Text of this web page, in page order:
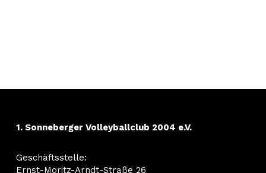
1. Sonneberger Volleyballclub 2004 e.V.
Geschäftsstelle:
Ernst-Moritz-Arndt-Straße 26